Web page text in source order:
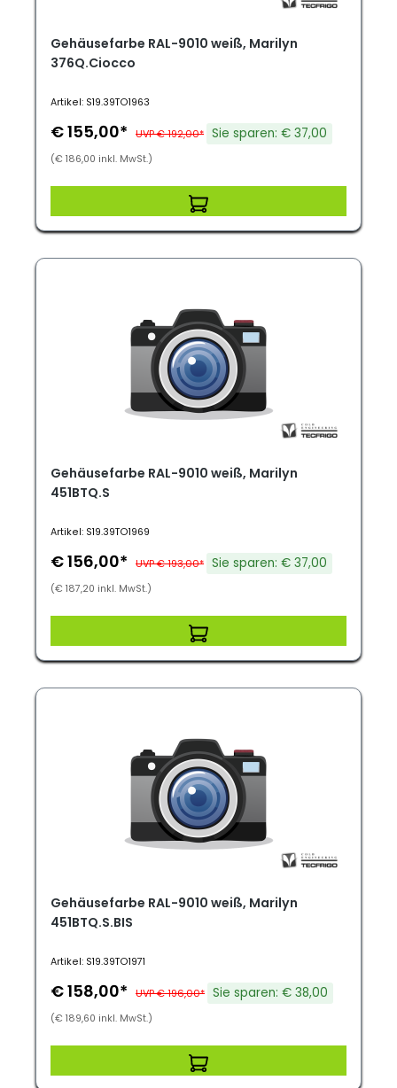
Gehäusefarbe RAL-9010 weiß, Marilyn
376Q.Ciocco
Artikel: S19.39TO1963
€ 155,00* UVP € 192,00* Sie sparen: € 37,00
(€ 186,00 inkl. MwSt.)
Gehäusefarbe RAL-9010 weiß, Marilyn
451BTQ.S
Artikel: S19.39TO1969
€ 156,00* UVP € 193,00* Sie sparen: € 37,00
(€ 187,20 inkl. MwSt.)
Gehäusefarbe RAL-9010 weiß, Marilyn
451BTQ.S.BIS
Artikel: S19.39TO1971
€ 158,00* UVP € 196,00* Sie sparen: € 38,00
(€ 189,60 inkl. MwSt.)